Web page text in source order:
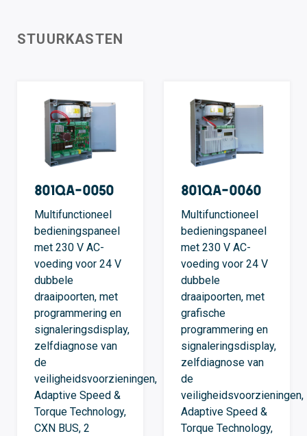
STUURKASTEN
801QA-0050
Multifunctioneel
bedieningspaneel
met 230 V AC-
voeding voor 24 V
dubbele
draaipoorten, met
programmering en
signaleringsdisplay,
zelfdiagnose van
de
veiligheidsvoorzieningen,
Adaptive Speed ​​&
Torque Technology,
CXN BUS, 2
801QA-0060
Multifunctioneel
bedieningspaneel
met 230 V AC-
voeding voor 24 V
dubbele
draaipoorten, met
grafische
programmering en
signaleringsdisplay,
zelfdiagnose van
de
veiligheidsvoorzieningen,
Adaptive Speed ​​&
Torque Technology,